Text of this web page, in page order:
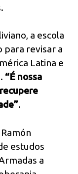
a escola
para revisar a
Latina e
“É nossa
.
estudos
a